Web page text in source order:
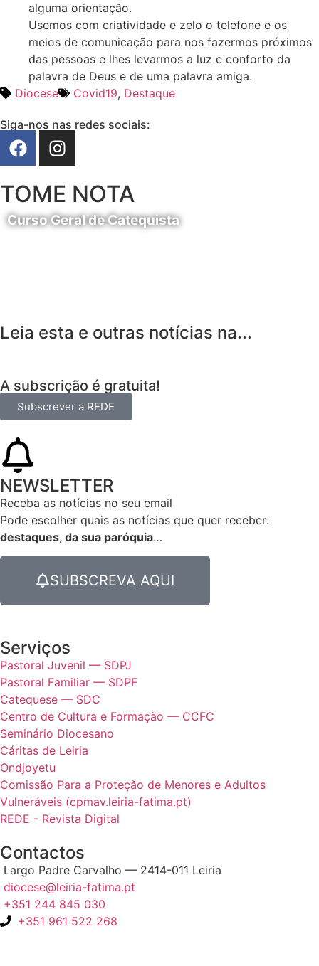
alguma orientação.
Usemos com criatividade e zelo o telefone e os
meios de comunicação para nos fazermos próximos
das pessoas e lhes levarmos a luz e conforto da
palavra de Deus e de uma palavra amiga.
Diocese
Covid19, Destaque
Siga-nos nas redes sociais:
TOME NOTA
Curso Geral de Catequista
Leia esta e outras notícias na...
A subscrição é gratuita!
Subscrever a REDE
NEWSLETTER
Receba as notícias no seu email​
Pode escolher quais as notícias que quer receber:
destaques, da sua paróquia…
SUBSCREVA AQUI
Serviços
Pastoral Juvenil — SDPJ
Pastoral Familiar — SDPF
Catequese — SDC
Centro de Cultura e Formação — CCFC
Seminário Diocesano
Cáritas de Leiria
Ondjoyetu
Comissão Para a Proteção de Menores e Adultos
Vulneráveis (cpmav.leiria-fatima.pt)
REDE - Revista Digital
Contactos
Largo Padre Carvalho — 2414-011 Leiria
diocese@leiria-fatima.pt
+351 244 845 030
+351 961 522 268